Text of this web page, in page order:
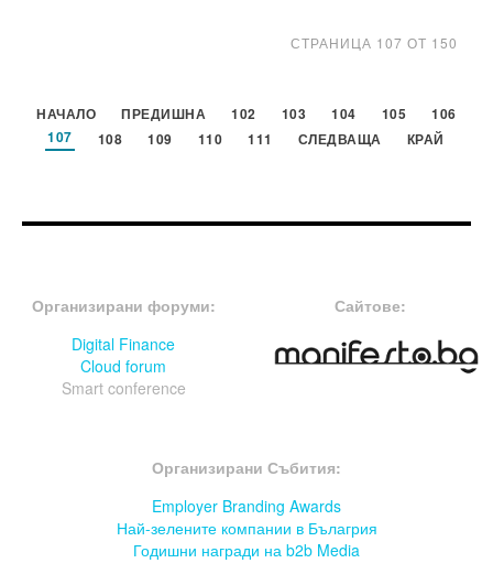
СТРАНИЦА 107 ОТ 150
НАЧАЛО ПРЕДИШНА 102 103 104 105
106
107
108 109 110 111 СЛЕДВАЩА КРАЙ
Организирани форуми:
Digital Finance
Cloud forum
Smart conference
Сайтове:
Организирани Събития:
Employer Branding Awards
Най-зелените компании в Бълагрия
Годишни награди на b2b Media